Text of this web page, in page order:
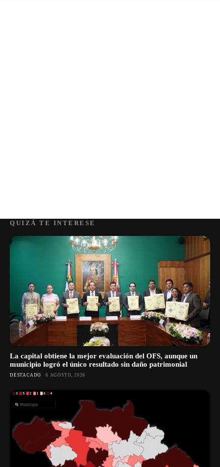
QUIZÁ TE INTERESE
La capital obtiene la mejor evaluación del OFS, aunque un
municipio logró el único resultado sin daño patrimonial
DESTACADO 6 AGOSTO, 2026